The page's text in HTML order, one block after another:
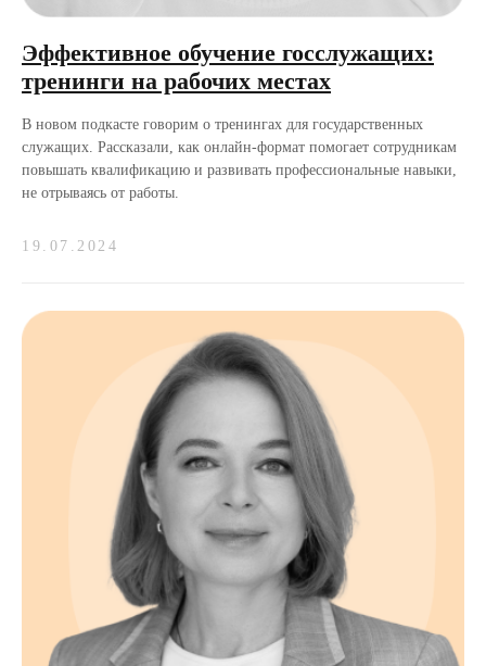
Эффективное обучение госслужащих:
тренинги на рабочих местах
В новом подкасте говорим о тренингах для государственных
служащих. Рассказали, как онлайн-формат помогает сотрудникам
повышать квалификацию и развивать профессиональные навыки,
не отрываясь от работы.
19.07.2024